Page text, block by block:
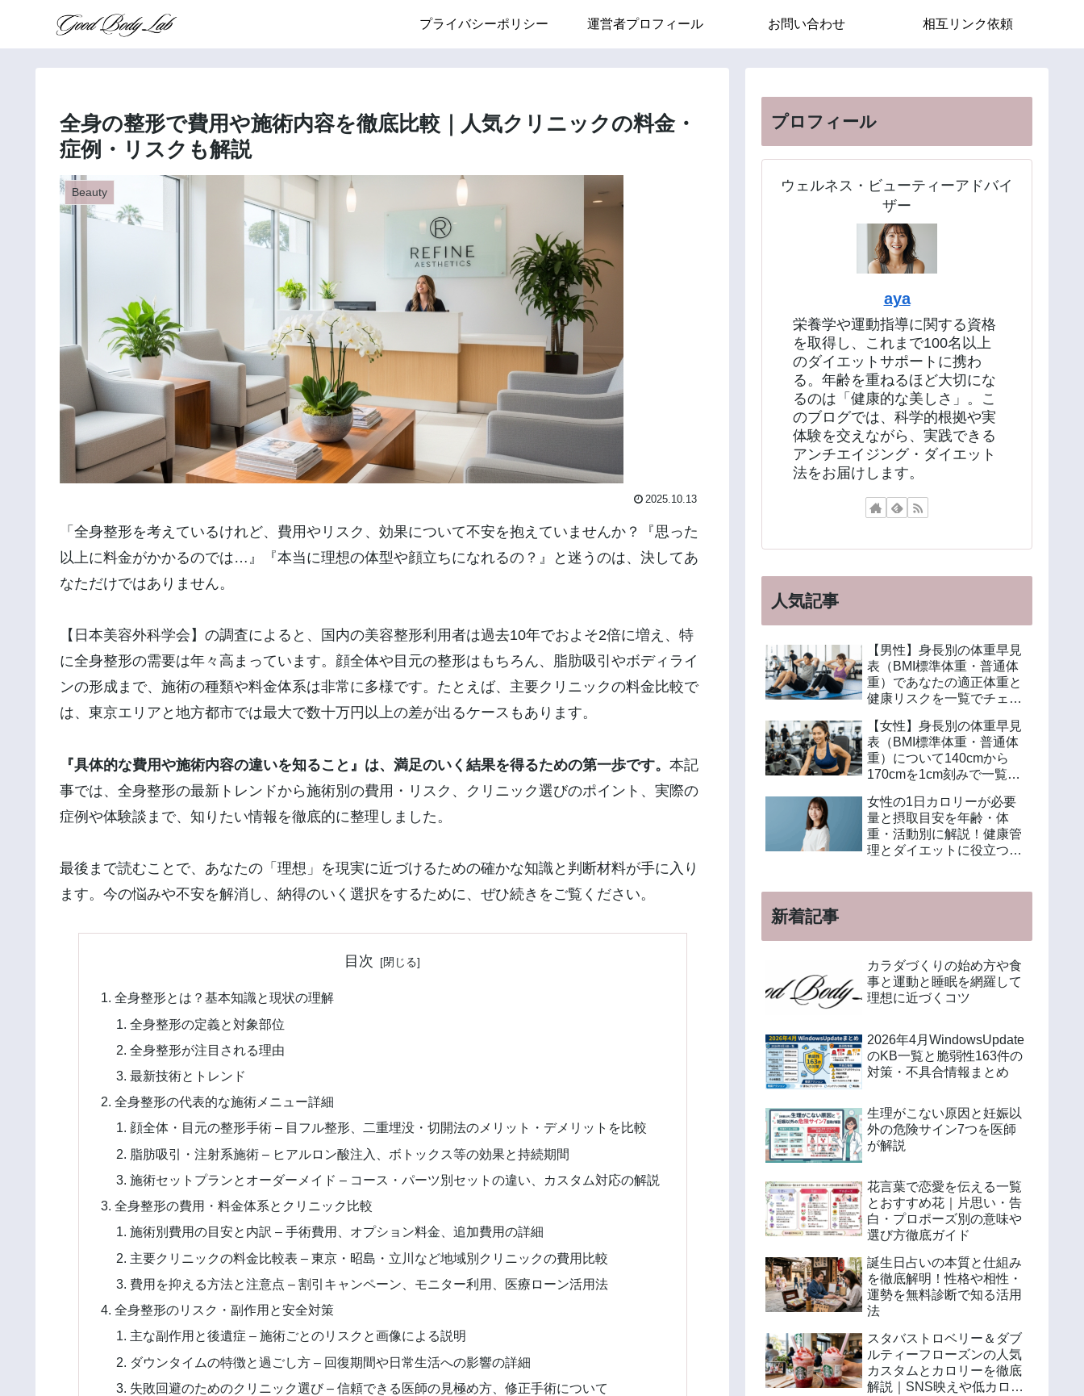
プライバシーポリシー 運営者プロフィール お問い合わせ 相互リンク依頼
全身の整形で費用や施術内容を徹底比較｜人気クリニックの料金・
症例・リスクも解説
Beauty
2025.10.13
「全身整形を考えているけれど、費用やリスク、効果について不安を抱えていませんか？『思った
以上に料金がかかるのでは…』『本当に理想の体型や顔立ちになれるの？』と迷うのは、決してあ
なただけではありません。
【日本美容外科学会】の調査によると、国内の美容整形利用者は過去10年でおよそ2倍に増え、特
に全身整形の需要は年々高まっています。顔全体や目元の整形はもちろん、脂肪吸引やボディライ
ンの形成まで、施術の種類や料金体系は非常に多様です。たとえば、主要クリニックの料金比較で
は、東京エリアと地方都市では最大で数十万円以上の差が出るケースもあります。
『具体的な費用や施術内容の違いを知ること』は、満足のいく結果を得るための第一歩です。 本記
事では、全身整形の最新トレンドから施術別の費用・リスク、クリニック選びのポイント、実際の
症例や体験談まで、知りたい情報を徹底的に整理しました。
最後まで読むことで、あなたの「理想」を現実に近づけるための確かな知識と判断材料が手に入り
ます。今の悩みや不安を解消し、納得のいく選択をするために、ぜひ続きをご覧ください。
目次
全身整形とは？基本知識と現状の理解
全身整形の定義と対象部位
全身整形が注目される理由
最新技術とトレンド
全身整形の代表的な施術メニュー詳細
顔全体・目元の整形手術 – 目フル整形、二重埋没・切開法のメリット・デメリットを比較
脂肪吸引・注射系施術 – ヒアルロン酸注入、ボトックス等の効果と持続期間
施術セットプランとオーダーメイド – コース・パーツ別セットの違い、カスタム対応の解説
全身整形の費用・料金体系とクリニック比較
施術別費用の目安と内訳 – 手術費用、オプション料金、追加費用の詳細
主要クリニックの料金比較表 – 東京・昭島・立川など地域別クリニックの費用比較
費用を抑える方法と注意点 – 割引キャンペーン、モニター利用、医療ローン活用法
全身整形のリスク・副作用と安全対策
主な副作用と後遺症 – 施術ごとのリスクと画像による説明
ダウンタイムの特徴と過ごし方 – 回復期間や日常生活への影響の詳細
失敗回避のためのクリニック選び – 信頼できる医師の見極め方、修正手術について
プロフィール
ウェルネス・ビューティーアドバイ
ザー
aya
栄養学や運動指導に関する資格
を取得し、これまで100名以上
のダイエットサポートに携わ
る。年齢を重ねるほど大切にな
るのは「健康的な美しさ」。こ
のブログでは、科学的根拠や実
体験を交えながら、実践できる
アンチエイジング・ダイエット
法をお届けします。
人気記事
【男性】身長別の体重早見
表（BMI標準体重・普通体
重）であなたの適正体重と
健康リスクを一覧でチェッ
【女性】身長別の体重早見
表（BMI標準体重・普通体
重）について140cmから
170cmを1cm刻みで一覧解
算方法も紹介
女性の1日カロリーが必要
量と摂取目安を年齢・体
重・活動別に解説！健康管
理とダイエットに役立つ計
新着記事
カラダづくりの始め方や食
事と運動と睡眠を網羅して
理想に近づくコツ
2026年4月WindowsUpdate
のKB一覧と脆弱性163件の
対策・不具合情報まとめ
生理がこない原因と妊娠以
外の危険サイン7つを医師
が解説
花言葉で恋愛を伝える一覧
とおすすめ花｜片思い・告
白・プロポーズ別の意味や
選び方徹底ガイド
誕生日占いの本質と仕組み
を徹底解明！性格や相性・
運勢を無料診断で知る活用
法
スタバストロベリー＆ダブ
ルティーフローズンの人気
カスタムとカロリーを徹底
解説｜SNS映えや低カロリ